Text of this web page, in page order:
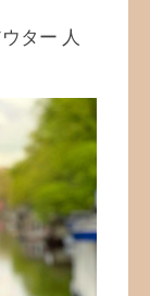
ター 人